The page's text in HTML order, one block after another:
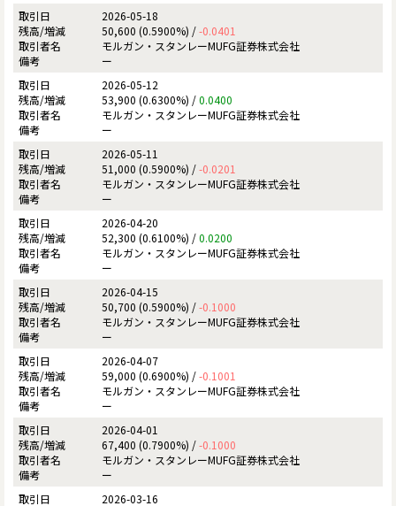
2026-05-18
50,600 (0.5900%) /-0.0401
モルガン・スタンレーMUFG証券株式会社
ー
2026-05-12
53,900 (0.6300%) /0.0400
モルガン・スタンレーMUFG証券株式会社
ー
2026-05-11
51,000 (0.5900%) /-0.0201
モルガン・スタンレーMUFG証券株式会社
ー
2026-04-20
52,300 (0.6100%) /0.0200
モルガン・スタンレーMUFG証券株式会社
ー
2026-04-15
50,700 (0.5900%) /-0.1000
モルガン・スタンレーMUFG証券株式会社
ー
2026-04-07
59,000 (0.6900%) /-0.1001
モルガン・スタンレーMUFG証券株式会社
ー
2026-04-01
67,400 (0.7900%) /-0.1000
モルガン・スタンレーMUFG証券株式会社
ー
2026-03-16